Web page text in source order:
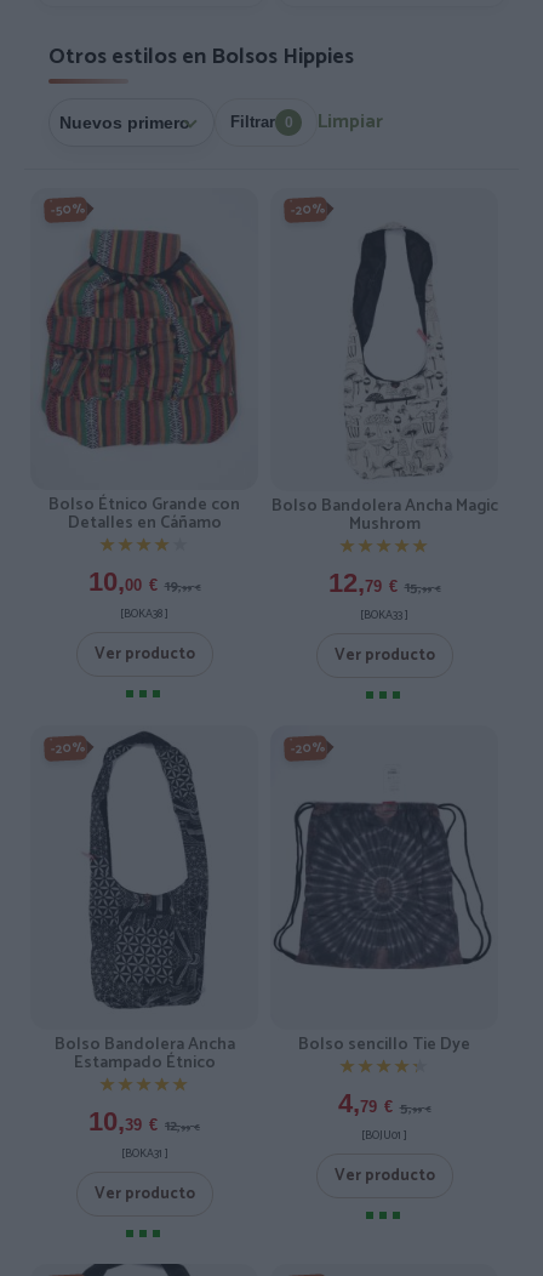
Otros estilos en Bolsos Hippies
Filtrar 0 Limpiar
-50%
Bolso Étnico Grande con
Detalles en Cáñamo
★★★★★
★★★★★
10,00 € 19,99 €
[BOKA38 ]
Ver producto
-20%
Bolso Bandolera Ancha Magic
Mushrom
★★★★★
★★★★★
12,79 € 15,99 €
[BOKA33 ]
Ver producto
-20%
Bolso Bandolera Ancha
Estampado Étnico
★★★★★
★★★★★
10,39 € 12,99 €
[BOKA31 ]
Ver producto
-20%
Bolso sencillo Tie Dye
★★★★★
★★★★★
4,79 € 5,99 €
[BOJU01 ]
Ver producto